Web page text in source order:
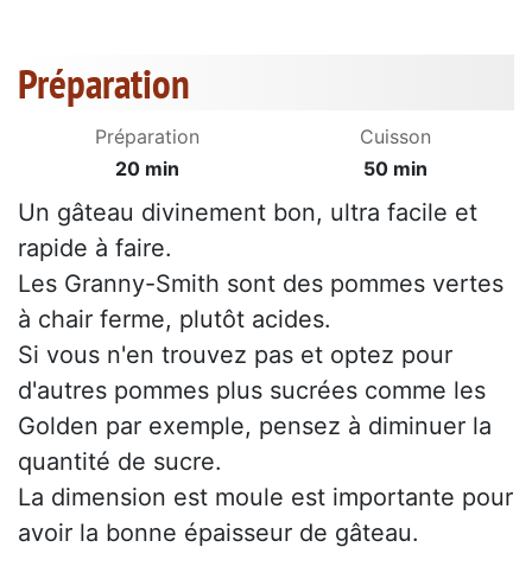
Préparation
Préparation
20 min
Cuisson
50 min
Un gâteau divinement bon, ultra facile et
rapide à faire.
Les Granny-Smith sont des pommes vertes
à chair ferme, plutôt acides.
Si vous n'en trouvez pas et optez pour
d'autres pommes plus sucrées comme les
Golden par exemple, pensez à diminuer la
quantité de sucre.
La dimension est moule est importante pour
avoir la bonne épaisseur de gâteau.